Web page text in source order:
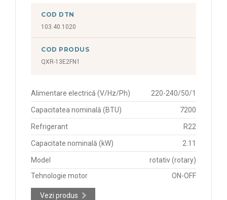
COD DTN
103.40.1020
COD PRODUS
QXR-13E2FN1
Alimentare electrică (V/Hz/Ph) 220-240/50/1
Capacitatea nominală (BTU) 7200
Refrigerant R22
Capacitate nominală (kW) 2.11
Model
rotativ (rotary)
Tehnologie motor
ON-OFF
Vezi produs